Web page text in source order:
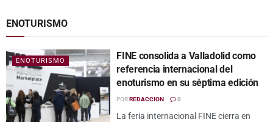
ENOTURISMO
ENOTURISMO
FINE consolida a Valladolid como
referencia internacional del
enoturismo en su séptima edición
POR REDACCION 0
La feria internacional FINE cierra en